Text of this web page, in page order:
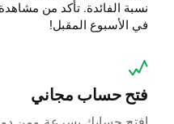
في الأسبوع المقبل!
فتح حساب مجاني